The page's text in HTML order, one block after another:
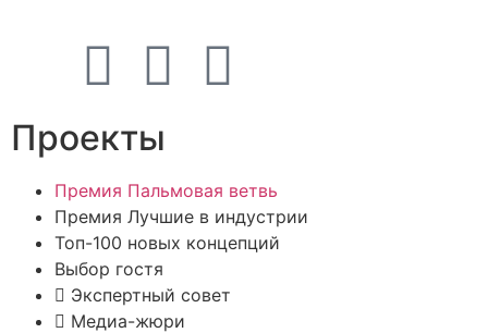
Проекты
Премия Пальмовая ветвь
Премия Лучшие в индустрии
Топ-100 новых концепций
Выбор гостя
Экспертный совет
Медиа-жюри